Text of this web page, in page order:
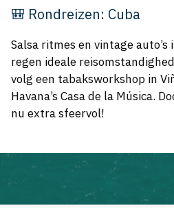
🎒 Rondreizen: Cuba
Salsa ritmes en vintage
regen ideale
volg een tabaksworkshop in
Havana’s Casa de la Música.
nu extra sfeervol!